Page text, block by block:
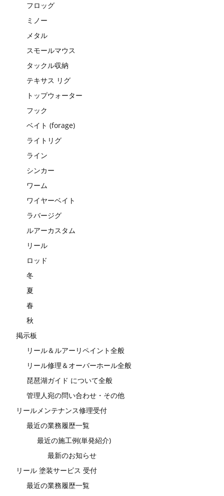
フロッグ
ミノー
メタル
スモールマウス
タックル収納
テキサス リグ
トップウォーター
フック
ベイト (forage)
ライトリグ
ライン
シンカー
ワーム
ワイヤーベイト
ラバージグ
ルアーカスタム
リール
ロッド
冬
夏
春
秋
掲示板
リール＆ルアーリペイント全般
リール修理＆オーバーホール全般
琵琶湖ガイド について全般
管理人宛の問い合わせ・その他
リールメンテナンス修理受付
最近の業務履歴一覧
最近の施工例(単発紹介)
最新のお知らせ
リール 塗装サービス 受付
最近の業務履歴一覧